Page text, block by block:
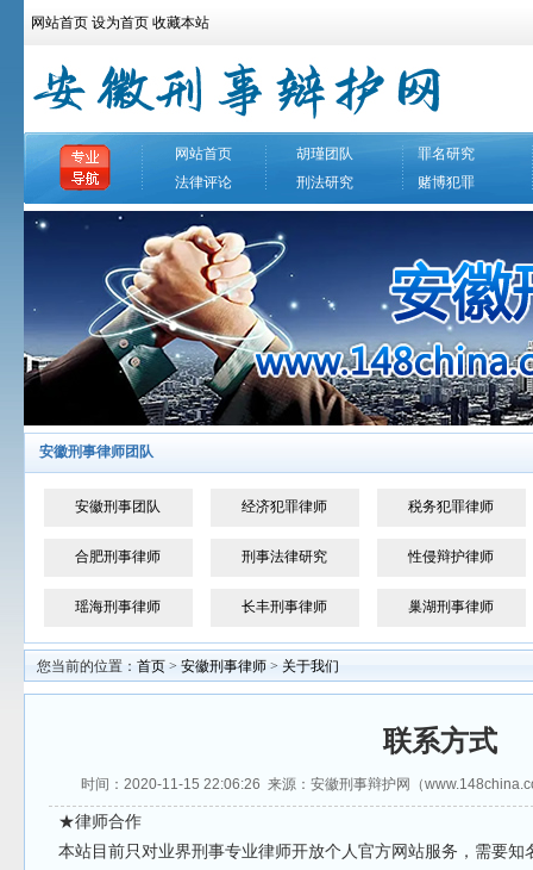
网站首页 设为首页 收藏本站
网站首页 胡瑾团队
罪名研究
法律评论
刑法研究 赌博犯罪
安徽刑事律师团队
安徽刑事团队 经济犯罪律师 税务犯罪律师
合肥刑事律师 刑事法律研究 性侵辩护律师
瑶海刑事律师 长丰刑事律师 巢湖刑事律师
您当前的位置： 首页 > 安徽刑事律师 > 关于我们
联系方式
时间：2020-11-15 22:06:26 来源：安徽刑事辩护网（
★律师合作
本站目前只对业界刑事专业律师开放个人官方网站服务，需要